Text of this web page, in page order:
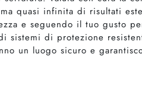
quasi infinita di risultati
e seguendo il tuo gusto
sistemi di protezione
un luogo sicuro e